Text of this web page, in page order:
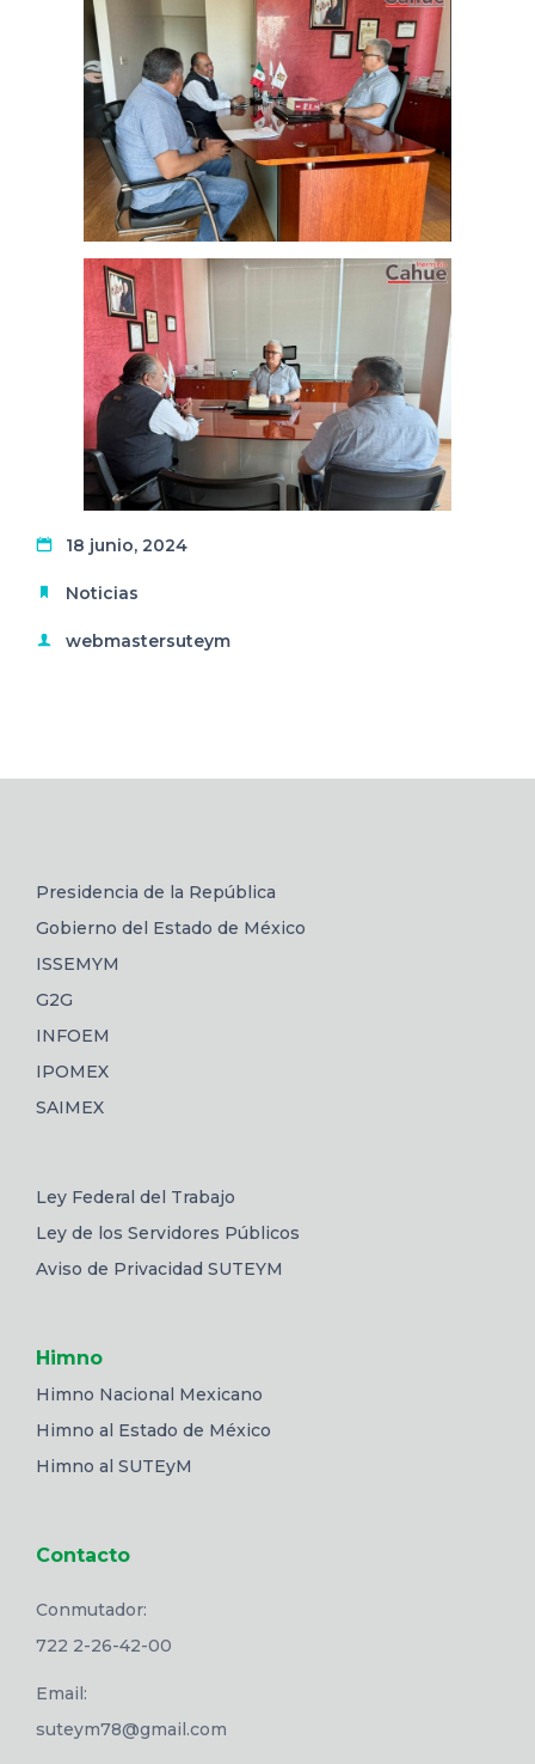
18 junio, 2024
Noticias
webmastersuteym
Presidencia de la República
Gobierno del Estado de México
ISSEMYM
G2G
INFOEM
IPOMEX
SAIMEX
Ley Federal del Trabajo
Ley de los Servidores Públicos
Aviso de Privacidad SUTEYM
Himno
Himno Nacional Mexicano
Himno al Estado de México
Himno al SUTEyM
Contacto
Conmutador:
722 2-26-42-00
Email:
suteym78@gmail.com